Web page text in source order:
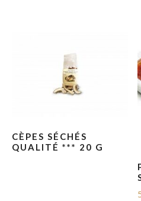
CÈPES SÉCHÉS
QUALITÉ *** 20 G